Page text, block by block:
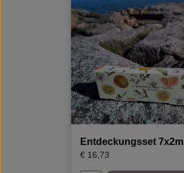
Entdeckungsset 7x2ml
€ 16,73